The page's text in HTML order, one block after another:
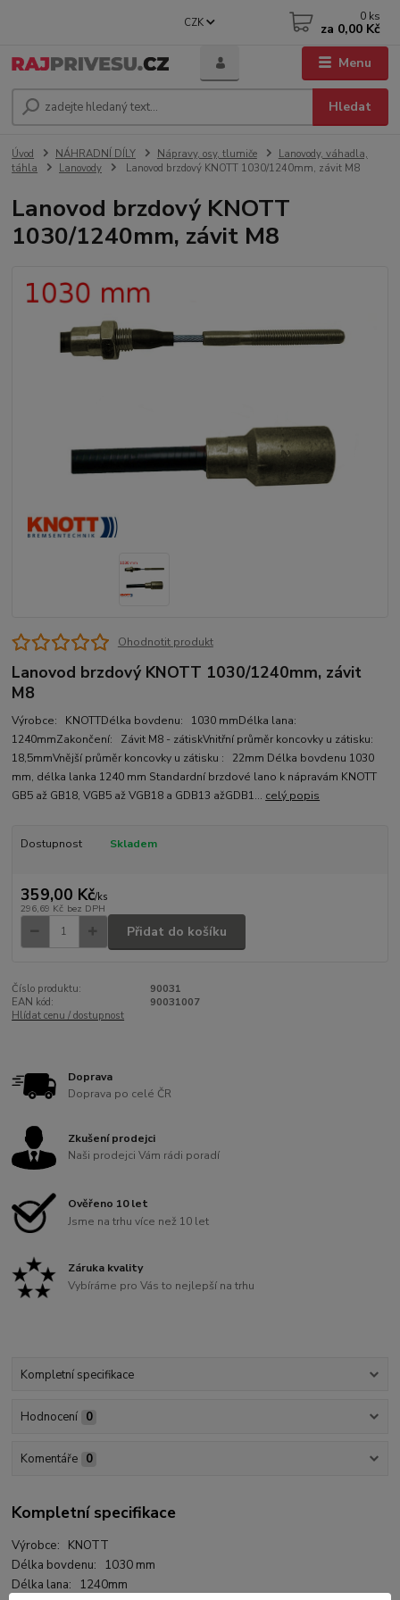
Menu
CZK
Hledat
0 ks
za 0,00 Kč
Úvod NÁHRADNÍ DÍLY Nápravy, osy, tlumiče
Lanovody, váhadla,
táhla
Lanovody Lanovod brzdový KNOTT 1030/1240mm, závit M8
Lanovod brzdový KNOTT
1030/1240mm, závit M8
Ohodnotit produkt
Lanovod brzdový KNOTT 1030/1240mm, závit
M8
Výrobce: KNOTTDélka bovdenu: 1030 mmDélka lana:
1240mmZakončení: Závit M8 - zátiskVnitřní průměr koncovky u zátisku:
18,5mmVnější průměr koncovky u zátisku : 22mm Délka bovdenu 1030
mm, délka lanka 1240 mm Standardní brzdové lano k nápravám KNOTT
GB5 až GB18, VGB5 až VGB18 a GDB13 ažGDB1... celý popis
Dostupnost Skladem
359,00 Kč/ks
296,69 Kč bez DPH
Přidat do košíku
Číslo produktu:
90031
EAN kód:
90031007
Hlídat cenu / dostupnost
Doprava
Doprava po celé ČR
Zkušení prodejci
Naši prodejci Vám rádi poradí
Ověřeno 10 let
Jsme na trhu více než 10 let
Záruka kvality
Vybíráme pro Vás to nejlepší na trhu
Kompletní specifikace
Hodnocení 0
Komentáře 0
Kompletní specifikace
Výrobce: KNOTT
Délka bovdenu: 1030 mm
Délka lana: 1240mm